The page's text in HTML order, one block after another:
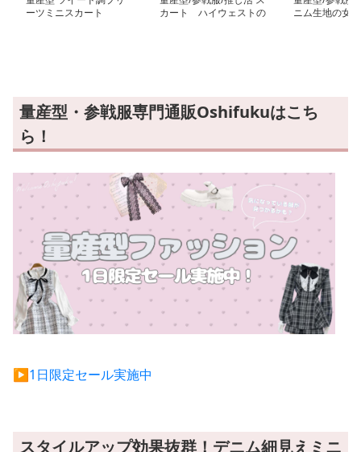
ーツミニスカート
カート ハイウェストの
ニム生地の女
量産型・参戦服専門通販Oshifukuはこち
ら！
▶︎1日限定セール実施中
スタイルアップ効果抜群！デニム細見えミニ